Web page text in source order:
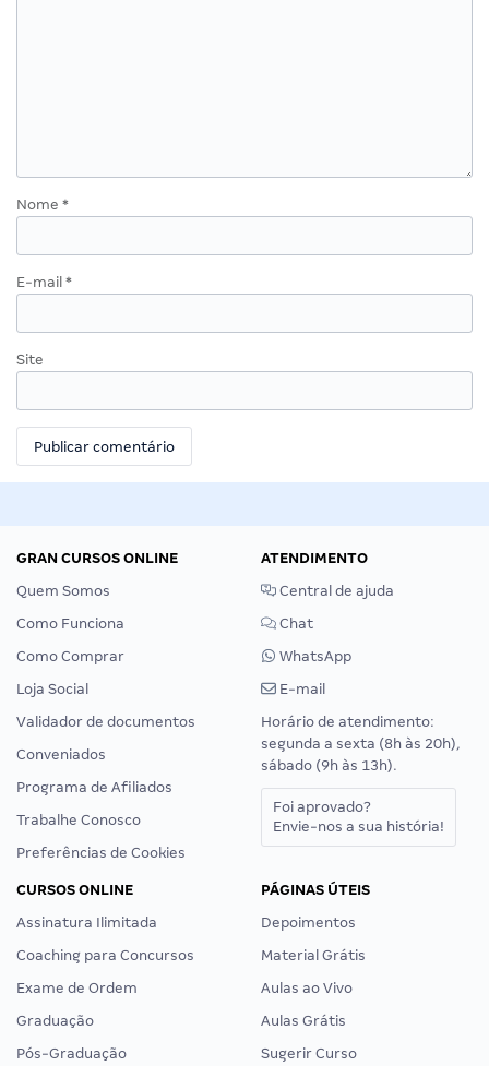
Nome *
E-mail *
Site
GRAN CURSOS ONLINE
Quem Somos
Como Funciona
Como Comprar
Loja Social
Validador de documentos
Conveniados
Programa de Afiliados
Trabalhe Conosco
Preferências de Cookies
ATENDIMENTO
Central de ajuda
Chat
WhatsApp
E-mail
Horário de atendimento:
segunda a sexta (8h às 20h),
sábado (9h às 13h).
Foi aprovado?
Envie-nos a sua história!
CURSOS ONLINE
Assinatura Ilimitada
Coaching para Concursos
Exame de Ordem
Graduação
Pós-Graduação
PÁGINAS ÚTEIS
Depoimentos
Material Grátis
Aulas ao Vivo
Aulas Grátis
Sugerir Curso